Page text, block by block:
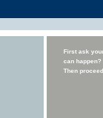
First ask
can happen?
Then